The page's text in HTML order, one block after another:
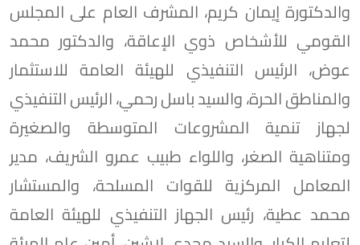
والدكتورة إيمان كريم، المشرف العام على المجلس
القومي للأشخاص ذوي الإعاقة، والدكتور محمد
عوض، الرئيس التنفيذي للهيئة العامة للاستثمار
والمناطق الحرة، والسيد باسل رحمي، الرئيس التنفيذي
لجهاز تنمية المشروعات المتوسطة والصغيرة
ومتناهية الصغر، واللواء طبيب عمرو الشريف، مدير
المعامل المركزية للقوات المسلحة، والمستشار
محمد عطية، رئيس الجهاز التنفيذي للهيئة العامة